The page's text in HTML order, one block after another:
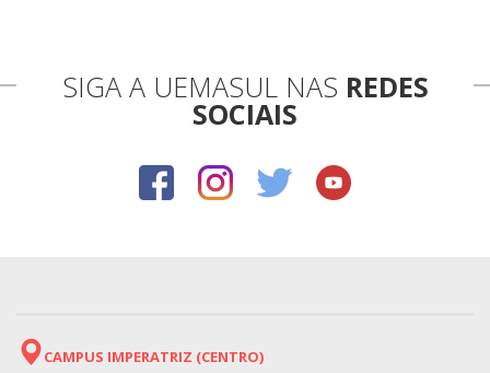
SIGA A UEMASUL NAS REDES
SOCIAIS
CAMPUS IMPERATRIZ (CENTRO)